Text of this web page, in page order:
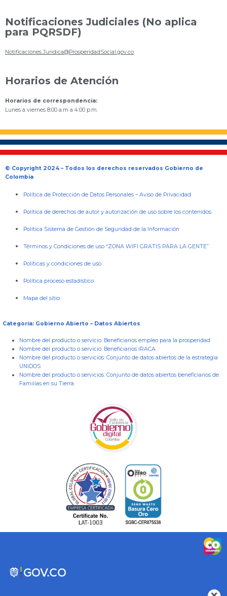
Notificaciones Judiciales (No aplica
para PQRSDF)
Notificaciones.Juridica@ProsperidadSocial.gov.co
Horarios de Atención
Horarios de correspondencia:
Lunes a viernes 8:00 a.m a 4:00 p.m.
© Copyright 2024 – Todos los derechos reservados Gobierno de
Colombia
Política de Protección de Datos Personales –Aviso de Privacidad
Política de derechos de autor y autorización de uso sobre los contenidos
Política Sistema de Gestión de Seguridad de la Información
Términos y Condiciones de uso “ZONA WIFI GRATIS PARA LA GENTE”
Políticas y condiciones de uso
Política proceso estadístico
Mapa del sitio
Categoría: Gobierno Abierto – Datos Abiertos
Nombre del producto o servicio: Beneficiarios empleo para la prosperidad
Nombre del producto o servicio: Beneficiarios IRACA
Nombre del producto o servicios: Conjunto de datos abiertos de la estrategia
UNIDOS
Nombre del producto o servicios: Conjunto de datos abiertos beneficiarios de
Familias en su Tierra